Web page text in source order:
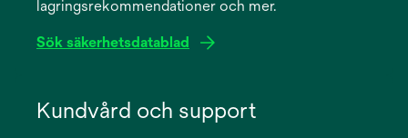
lagringsrekommendationer och mer.
Sök säkerhetsdatablad
Kundvård och support